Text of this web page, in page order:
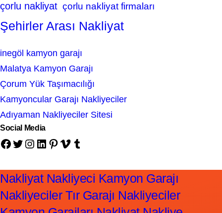
çorlu nakliyat çorlu nakliyat firmaları
Şehirler Arası Nakliyat
inegöl kamyon garajı
Malatya Kamyon Garajı
Çorum Yük Taşımacılığı
Kamyoncular Garajı Nakliyeciler
Adıyaman Nakliyeciler Sitesi
Social Media
Facebook Twitter Instagram LinkedIn Pinterest Vimeo Tumblr
Nakliyat Nakliyeci Kamyon Garajı
Nakliyeciler Tır Garajı Nakliyeciler